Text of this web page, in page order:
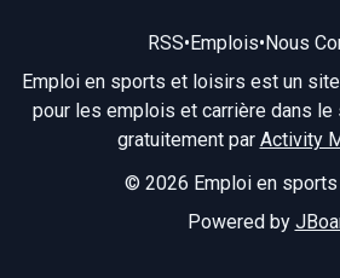
RSS•Emplois•Nous
Emploi en sports et loisirs est un
pour les emplois et carrière dans
gratuitement par Activity
© 2026 Emploi en
Powered by